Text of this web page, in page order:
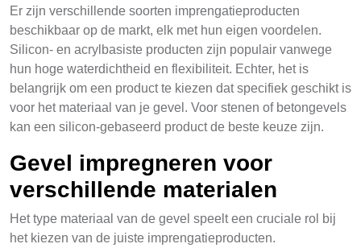
Er zijn verschillende soorten imprengatieproducten
beschikbaar op de markt, elk met hun eigen voordelen.
Silicon- en acrylbasiste producten zijn populair vanwege
hun hoge waterdichtheid en flexibiliteit. Echter, het is
belangrijk om een product te kiezen dat specifiek geschikt is
voor het materiaal van je gevel. Voor stenen of betongevels
kan een silicon-gebaseerd product de beste keuze zijn.
Gevel impregneren voor
verschillende materialen
Het type materiaal van de gevel speelt een cruciale rol bij
het kiezen van de juiste imprengatieproducten.